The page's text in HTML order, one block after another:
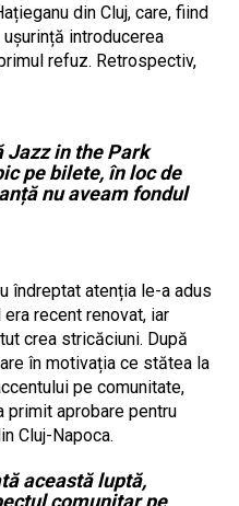
din Cluj, care, fiind
introducerea
refuz. Retrospectiv,
Jazz in the Park
pe bilete, în loc de
nu aveam fondul
îndreptat atenția le-a adus
recent renovat, iar
crea stricăciuni. După
în motivația ce stătea la
pe comunitate,
primit aprobare pentru
Cluj-Napoca.
această luptă,
comunitar pe